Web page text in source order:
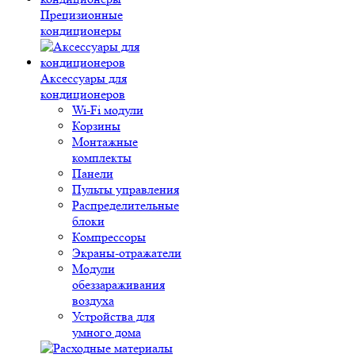
Прецизионные
кондиционеры
Аксессуары для
кондиционеров
Wi-Fi модули
Корзины
Монтажные
комплекты
Панели
Пульты управления
Распределительные
блоки
Компрессоры
Экраны-отражатели
Модули
обеззараживания
воздуха
Устройства для
умного дома